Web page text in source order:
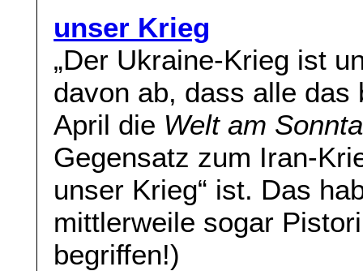
unser Krieg
„Der Ukraine-Krieg ist
davon ab, dass alle das
April die Welt am
Gegensatz zum Iran-
unser Krieg“ ist. Das
mittlerweile sogar
begriffen!)